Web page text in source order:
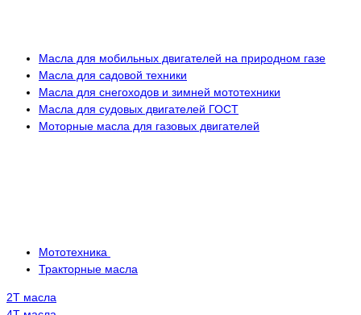
Масла для мобильных двигателей на природном газе
Масла для садовой техники
Масла для снегоходов и зимней мототехники
Масла для судовых двигателей ГОСТ
Моторные масла для газовых двигателей
Мототехника
Тракторные масла
2Т масла